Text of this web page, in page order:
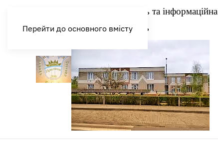
Перейти до основного вмісту
Прозорість та інформаційна
відкритість